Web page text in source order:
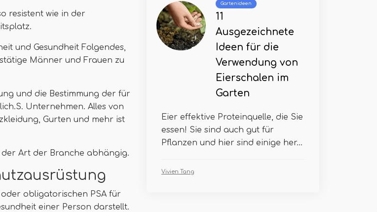
resistent wie in der
und Gesundheit Folgendes,
Männer und Frauen zu
und die Bestimmung der für
Unternehmen. Alles von
Gurten und mehr ist
Art der Branche abhängig.
obligatorischen PSA für
einer Person darstellt.
Gartenideen
11
Ausgezeichnete
Ideen für die
Verwendung von
Eierschalen im
Garten
Eier effektive Proteinquelle, die Sie
essen! Sie sind auch gut für
Pflanzen und hier sind einige her...
Vivien Tang